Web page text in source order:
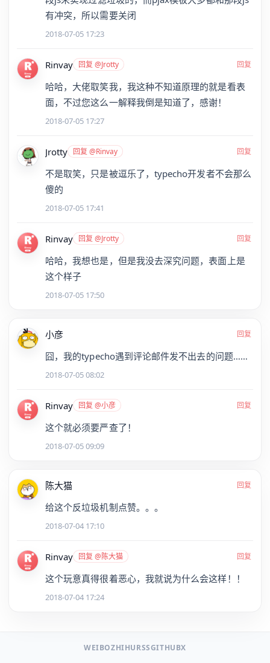
有冲突，所以需要关闭
2018-07-05 17:23
Rinvay 回复 @Jrotty 回复
哈哈，大佬取笑我，我这种不知道原理的就是看表
面，不过您这么一解释我倒是知道了，感谢！
2018-07-05 17:27
Jrotty 回复 @Rinvay 回复
不是取笑，只是被逗乐了，typecho开发者不会那么
傻的
2018-07-05 17:41
Rinvay 回复 @Jrotty 回复
哈哈，我想也是，但是我没去深究问题，表面上是
这个样子
2018-07-05 17:50
小彦 回复
囧，我的typecho遇到评论邮件发不出去的问题……
2018-07-05 08:02
Rinvay 回复 @小彦 回复
这个就必须要严查了！
2018-07-05 09:09
陈大猫 回复
给这个反垃圾机制点赞。。。
2018-07-04 17:10
Rinvay 回复 @陈大猫 回复
这个玩意真得很着恶心，我就说为什么会这样！！
2018-07-04 17:24
WEIBOZHIHURSSGITHUBX